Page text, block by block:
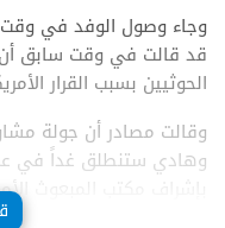
وجاء وصول الوفد في وقت
قد قالت في وقت سابق أن
الحوثيين بسبب القرار
وقالت مصادر أن جولة
وهادي ستنطلق غداً في
بإشراف مكتب المبعوث